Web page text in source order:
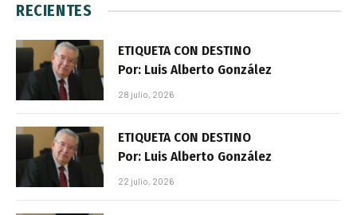
RECIENTES
ETIQUETA CON DESTINO
Por: Luis Alberto González
28 julio, 2026
ETIQUETA CON DESTINO
Por: Luis Alberto González
22 julio, 2026